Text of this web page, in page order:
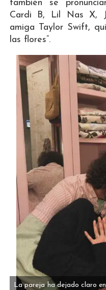
también se
Cardi B, Lil Nas X,
amiga Taylor Swift,
las flores”.
La pareja ha dejado claro